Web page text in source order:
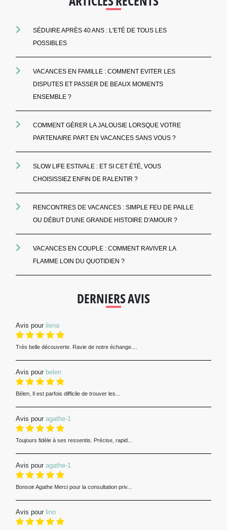
SÉDUIRE APRÈS 40 ANS : L'ETÉ DE TOUS LES
POSSIBLES
VACANCES EN FAMILLE : COMMENT EVITER LES
DISPUTES ET PASSER DE BEAUX MOMENTS
ENSEMBLE ?
COMMENT GÉRER LA JALOUSIE LORSQUE VOTRE
PARTENAIRE PART EN VACANCES SANS VOUS ?
SLOW LIFE ESTIVALE : ET SI CET ÉTÉ, VOUS
CHOISISSIEZ ENFIN DE RALENTIR ?
RENCONTRES DE VACANCES : SIMPLE FEU DE PAILLE
OU DÉBUT D'UNE GRANDE HISTOIRE D'AMOUR ?
VACANCES EN COUPLE : COMMENT RAVIVER LA
FLAMME LOIN DU QUOTIDIEN ?
DERNIERS AVIS
Avis pour ilena
Très belle découverte. Ravie de notre échange....
Avis pour belen
Bélen, Il est parfois difficile de trouver les...
Avis pour agathe-1
Toujours fidèle à ses ressentis. Précise, rapid...
Avis pour agathe-1
Bonsoir Agathe Merci pour la consultation priv...
Avis pour lino